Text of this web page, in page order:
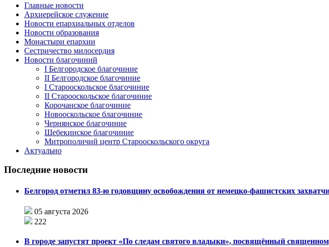
Главные новости
Архиерейское служение
Новости епархиальных отделов
Новости образования
Монастыри епархии
Сестричество милосердия
Новости благочиний
I Белгородское благочиние
II Белгородское благочиние
I Старооскольское благочиние
II Старооскольское благочиние
Корочанское благочиние
Новооскольское благочиние
Чернянское благочиние
Шебекинское благочиние
Митрополичий центр Старооскольского округа
Актуально
Последние новости
Белгород отметил 83-ю годовщину освобождения от немецко-фашистских
05 августа 2026
222
В городе запустят проект «По следам святого владыки», посвящённый